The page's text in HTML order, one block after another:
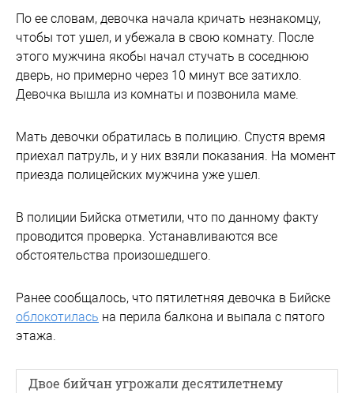
По ее словам, девочка начала кричать незнакомцу,
чтобы тот ушел, и убежала в свою комнату. После
этого мужчина якобы начал стучать в соседнюю
дверь, но примерно через 10 минут все затихло.
Девочка вышла из комнаты и позвонила маме.
Мать девочки обратилась в полицию. Спустя время
приехал патруль, и у них взяли показания. На момент
приезда полицейских мужчина уже ушел.
В полиции Бийска отметили, что по данному факту
проводится проверка. Устанавливаются все
обстоятельства произошедшего.
Ранее сообщалось, что пятилетняя девочка в Бийске
облокотилась на перила балкона и выпала с пятого
этажа.
Двое бийчан угрожали десятилетнему